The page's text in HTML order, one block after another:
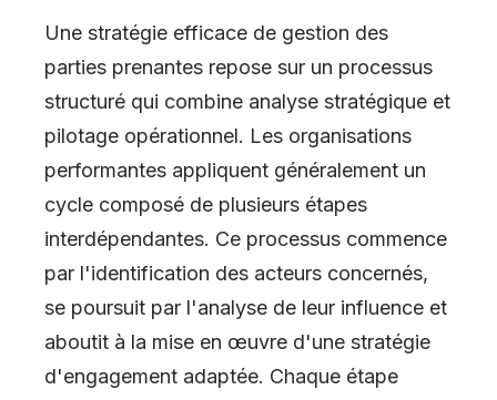
Une stratégie efficace de gestion des
parties prenantes repose sur un processus
structuré qui combine analyse stratégique et
pilotage opérationnel. Les organisations
performantes appliquent généralement un
cycle composé de plusieurs étapes
interdépendantes. Ce processus commence
par l'identification des acteurs concernés,
se poursuit par l'analyse de leur influence et
aboutit à la mise en œuvre d'une stratégie
d'engagement adaptée. Chaque étape